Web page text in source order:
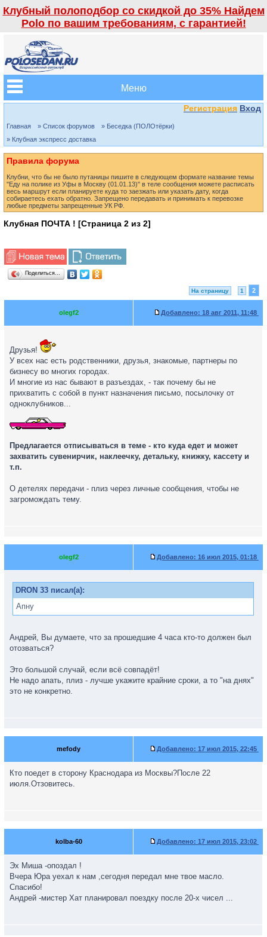
Клубный полоподбор со скидкой до 35% Найдем
Polo по вашим требованиям, с гарантией!
Меню
Регистрация Вход
Главная » Список форумов
» Беседка (ПОЛОтёрки)
» Клубная экспресс доставка
Правила форума
Клубни, что бы не было путаницы пишите в следующем формате название темы
"Еду на полике из Уфы в Москву (01.01.13)" в теле сообщения можете расписать
весь маршрут если планируете куда то заезжать или указать дату, когда
собираетесь ехать обратно. Запрещено передавать и принимать к перевозке
любые предметы запрещенные УК РФ.
Клубная ПОЧТА ! [Страница 2 из 2]
Поделиться…
На страницу 1 2
olegf2 Добавлено: 18 авг 2011, 11:48
Друзья!
У всех нас есть родственники, друзья, знакомые, партнеры по
бизнесу во многих городах.
И многие из нас бывают в разъездах, - так почему бы не
прихватить с собой в пункт назначения письмо, посылочку от
одноклубников...
Предлагается отписываться в теме - кто куда едет и может
захватить сувенирчик, наклеечку, детальку, книжку, кассету и
т.п.
О детелях передачи - плиз через личные сообщения, чтобы не
загромождать тему.
olegf2 Добавлено: 16 июл 2015, 01:18
DRON 33 писал(а):
Апну
Андрей, Вы думаете, что за прошедшие 4 часа кто-то должен был
отозваться?
Это большой случай, если всё совпадёт!
Не надо апать, плиз - лучше укажите крайние сроки, а то "на днях"
это не конкретно.
mefody Добавлено: 17 июл 2015, 22:45
Кто поедет в сторону Краснодара из Москвы?После 22
июля.Отзовитесь.
kolba-60 Добавлено: 17 июл 2015, 23:02
Эх Миша -опоздал !
Вчера Юра уехал к нам ,сегодня передал мне твое масло.
Спасибо!
Андрей -мистер Хат планировал поездку после 20-х чисел ...